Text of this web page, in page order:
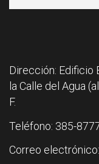
Dirección: Edificio
la Calle del Agua
F.
Teléfono: 385-
Correo